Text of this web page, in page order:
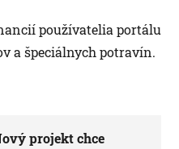
používatelia portálu
a špeciálnych potravín.
projekt chce